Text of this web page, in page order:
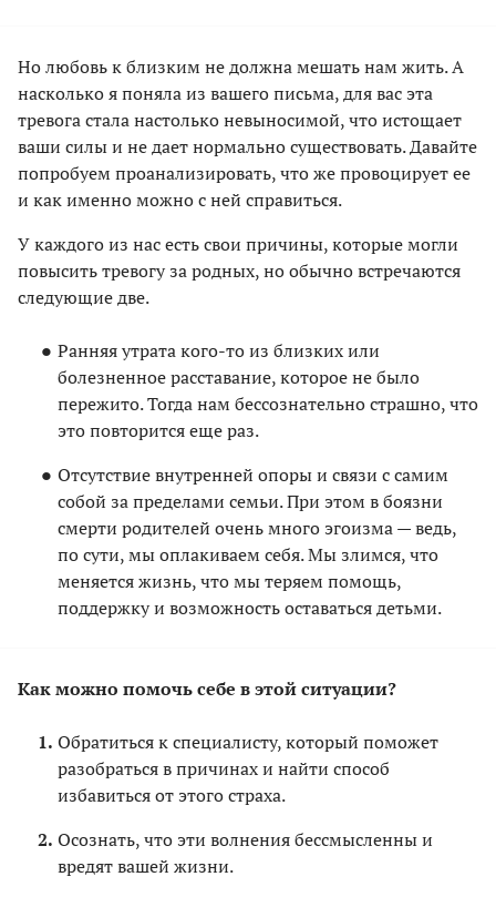
Но любовь к близким не должна мешать нам жить. А
насколько я поняла из вашего письма, для вас эта
тревога стала настолько невыносимой, что истощает
ваши силы и не дает нормально существовать. Давайте
попробуем проанализировать, что же провоцирует ее
и как именно можно с ней справиться.
У каждого из нас есть свои причины, которые могли
повысить тревогу за родных, но обычно встречаются
следующие две.
Ранняя утрата кого-то из близких или
болезненное расставание, которое не было
пережито. Тогда нам бессознательно страшно, что
это повторится еще раз.
Отсутствие внутренней опоры и связи с самим
собой за пределами семьи. При этом в боязни
смерти родителей очень много эгоизма — ведь,
по сути, мы оплакиваем себя. Мы злимся, что
меняется жизнь, что мы теряем помощь,
поддержку и возможность оставаться детьми.
Как можно помочь себе в этой ситуации?
Обратиться к специалисту, который поможет
разобраться в причинах и найти способ
избавиться от этого страха.
Осознать, что эти волнения бессмысленны и
вредят вашей жизни.